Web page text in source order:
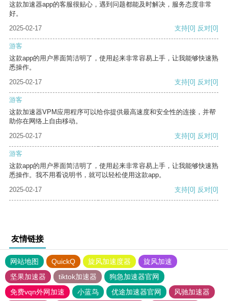
这款加速器app的客服很贴心，遇到问题都能及时解决，服务态度非常
好。
2025-02-17
支持[0] 反对[0]
游客
这款app的用户界面简洁明了，使用起来非常容易上手，让我能够快速熟
悉操作。
2025-02-17
支持[0] 反对[0]
游客
这款加速器VPM应用程序可以给你提供最高速度和安全性的连接，并帮
助你在网络上自由移动。
2025-02-17
支持[0] 反对[0]
游客
这款app的用户界面简洁明了，使用起来非常容易上手，让我能够快速熟
悉操作。我不用看说明书，就可以轻松使用这款app。
2025-02-17
支持[0] 反对[0]
友情链接
网站地图 QuickQ 旋风加速度器
旋风加速
坚果加速器
tiktok加速器
狗急加速器官网
免费vqn外网加速
小蓝鸟 优途加速器官网 风驰加速器